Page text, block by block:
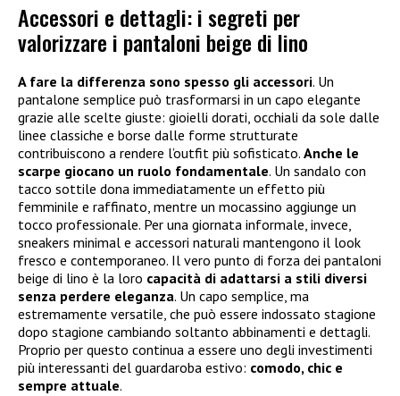
Accessori e dettagli: i segreti per
valorizzare i pantaloni beige di lino
A fare la differenza sono spesso gli accessori. Un
pantalone semplice può trasformarsi in un capo elegante
grazie alle scelte giuste: gioielli dorati, occhiali da sole dalle
linee classiche e borse dalle forme strutturate
contribuiscono a rendere l’outfit più sofisticato. Anche le
scarpe giocano un ruolo fondamentale. Un sandalo con
tacco sottile dona immediatamente un effetto più
femminile e raffinato, mentre un mocassino aggiunge un
tocco professionale. Per una giornata informale, invece,
sneakers minimal e accessori naturali mantengono il look
fresco e contemporaneo. Il vero punto di forza dei pantaloni
beige di lino è la loro capacità di adattarsi a stili diversi
senza perdere eleganza. Un capo semplice, ma
estremamente versatile, che può essere indossato stagione
dopo stagione cambiando soltanto abbinamenti e dettagli.
Proprio per questo continua a essere uno degli investimenti
più interessanti del guardaroba estivo: comodo, chic e
sempre attuale.